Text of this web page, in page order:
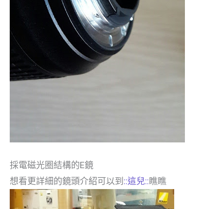
採電磁光圈結構的E鏡
想看更詳細的鏡頭介紹可以到 ::這兒::瞧瞧